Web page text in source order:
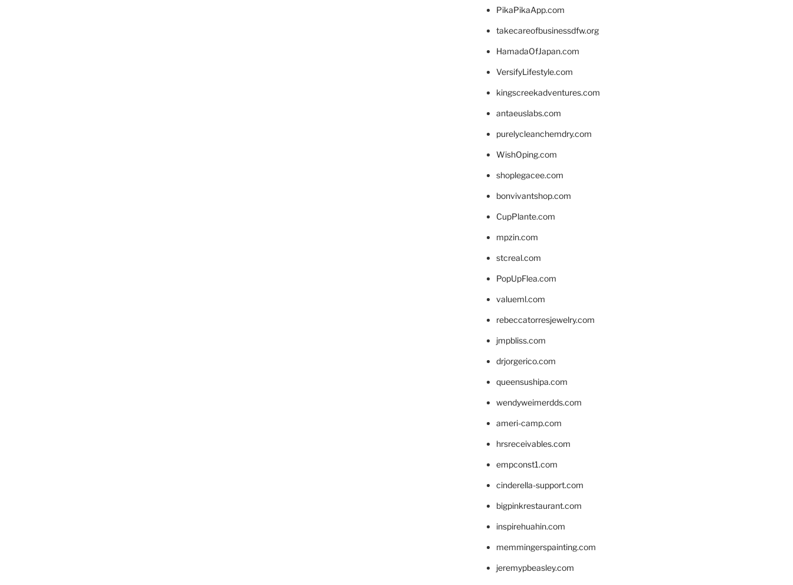
PikaPikaApp.com
takecareofbusinessdfw.org
HamadaOfJapan.com
VersifyLifestyle.com
kingscreekadventures.com
antaeuslabs.com
purelycleanchemdry.com
WishOping.com
shoplegacee.com
bonvivantshop.com
CupPlante.com
mpzin.com
stcreal.com
PopUpFlea.com
valueml.com
rebeccatorresjewelry.com
jmpbliss.com
drjorgerico.com
queensushipa.com
wendyweimerdds.com
ameri-camp.com
hrsreceivables.com
empconst1.com
cinderella-support.com
bigpinkrestaurant.com
inspirehuahin.com
memmingerspainting.com
jeremypbeasley.com